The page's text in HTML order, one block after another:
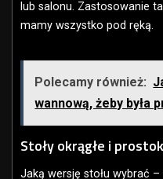
lub salonu. Zastosowanie
mamy wszystko pod ręką.
Polecamy również:
wannową, żeby była
Stoły okrągłe i
Jaką wersję stołu wybrać